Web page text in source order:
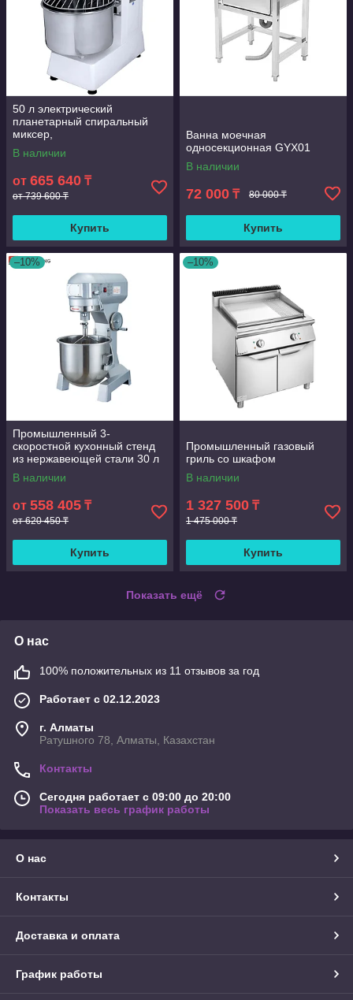
50 л электрический
планетарный спиральный
миксер,
многофункциональный
миксер для теста и еды для
В наличии
от 665 640 ₸
от 739 600 ₸
Купить
Ванна моечная
односекционная GYX01
В наличии
72 000 ₸ 80 000 ₸
Купить
–10%
Промышленный 3-
скоростной кухонный стенд
из нержавеющей стали 30 л
В наличии
от 558 405 ₸
от 620 450 ₸
Купить
–10%
Промышленный газовый
гриль со шкафом
В наличии
1 327 500 ₸
1 475 000 ₸
Купить
Показать ещё
О нас
100% положительных из 11 отзывов за год
Работает с 02.12.2023
г. Алматы
Ратушного 78, Алматы, Казахстан
Контакты
Сегодня работает с 09:00 до 20:00
Показать весь график работы
О нас
Контакты
Доставка и оплата
График работы